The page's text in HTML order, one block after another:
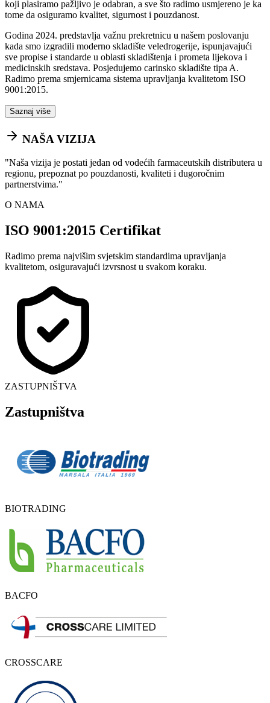
koji plasiramo pažljivo je odabran, a sve što radimo usmjereno je ka
tome da osiguramo kvalitet, sigurnost i pouzdanost.
Godina 2024. predstavlja važnu prekretnicu u našem poslovanju
kada smo izgradili moderno skladište veledrogerije, ispunjavajući
sve propise i standarde u oblasti skladištenja i prometa lijekova i
medicinskih sredstava. Posjedujemo carinsko skladište tipa A.
Radimo prema smjernicama sistema upravljanja kvalitetom ISO
9001:2015.
Saznaj više
NAŠA VIZIJA
"Naša vizija je postati jedan od vodećih farmaceutskih distributera u
regionu, prepoznat po pouzdanosti, kvaliteti i dugoročnim
partnerstvima."
O NAMA
ISO 9001:2015 Certifikat
Radimo prema najvišim svjetskim standardima upravljanja
kvalitetom, osiguravajući izvrsnost u svakom koraku.
ZASTUPNIŠTVA
Zastupništva
BIOTRADING
BACFO
CROSSCARE